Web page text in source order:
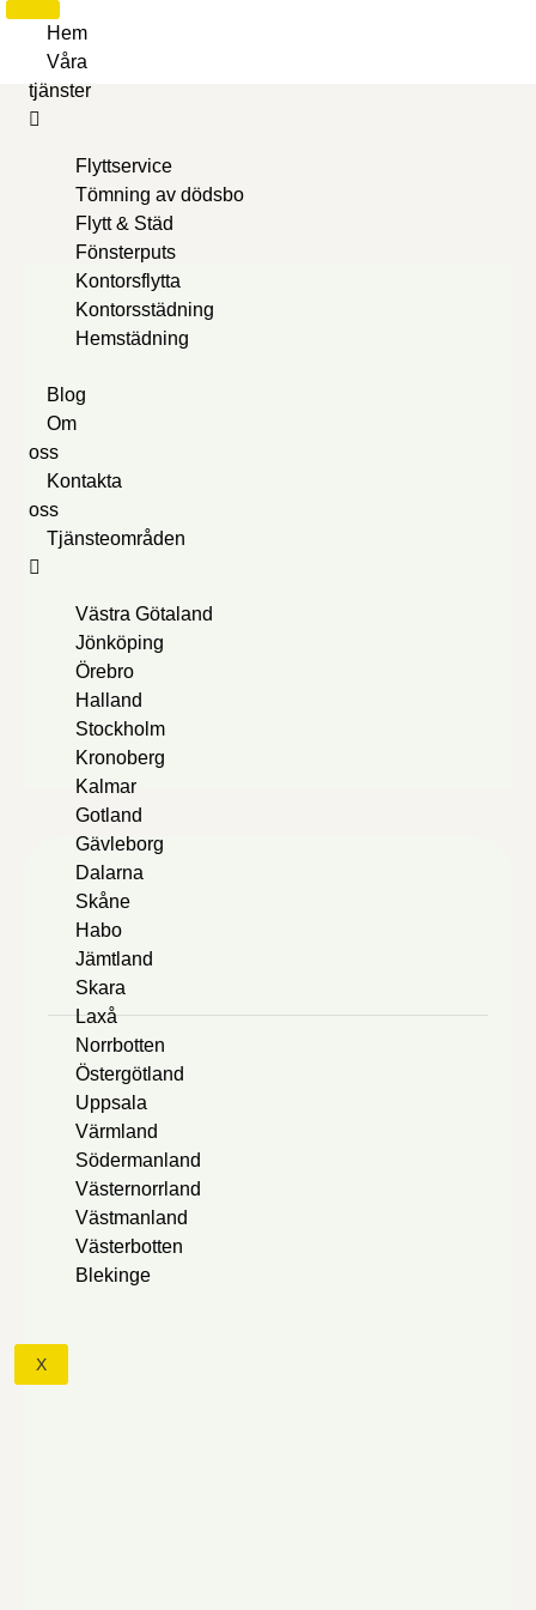
Hem
Våra
tjänster
Flyttservice
Tömning av dödsbo
Flytt & Städ
Fönsterputs
Kontorsflytta
Kontorsstädning
Hemstädning
Blog
Om
oss
Kontakta
oss
Tjänsteområden
Västra Götaland
Jönköping
Örebro
Halland
Stockholm
Kronoberg
Kalmar
Gotland
Gävleborg
Dalarna
Skåne
Habo
Jämtland
Skara
Laxå
Norrbotten
Östergötland
Uppsala
Värmland
Södermanland
Västernorrland
Västmanland
Västerbotten
Blekinge
X